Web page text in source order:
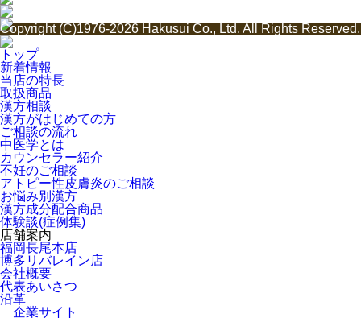
Copyright (C)1976-2026 Hakusui Co., Ltd. All Rights Reserved.
トップ
新着情報
当店の特長
取扱商品
漢方相談
漢方がはじめての方
ご相談の流れ
中医学とは
カウンセラー紹介
不妊のご相談
アトピー性皮膚炎のご相談
お悩み別漢方
漢方成分配合商品
体験談(症例集)
店舗案内
福岡長尾本店
博多リバレイン店
会社概要
代表あいさつ
沿革
企業サイト